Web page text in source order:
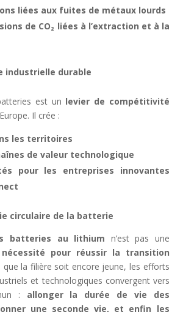
liées aux fuites de métaux lourds
de CO₂ liées à l’extraction et à la
industrielle durable
est un levier de compétitivité
Il crée :
les territoires
de valeur technologique
pour les entreprises innovantes
circulaire de la batterie
batteries au lithium n’est pas une
nécessité pour réussir la transition
que la filière soit encore jeune, les efforts
et technologiques convergent vers
: allonger la durée de vie des
une seconde vie, et enfin les